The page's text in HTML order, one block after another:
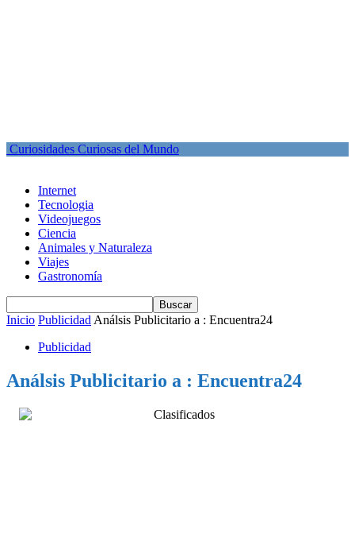
Curiosidades Curiosas del Mundo
Internet
Tecnologia
Videojuegos
Ciencia
Animales y Naturaleza
Viajes
Gastronomía
Inicio Publicidad Análsis Publicitario a : Encuentra24
Publicidad
Análsis Publicitario a : Encuentra24